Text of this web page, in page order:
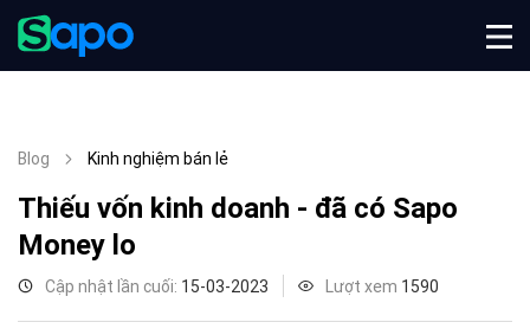
Blog Kinh nghiệm bán lẻ
Thiếu vốn kinh doanh - đã có Sapo
Money lo
Cập nhật lần cuối: 15-03-2023 Lượt xem 1590